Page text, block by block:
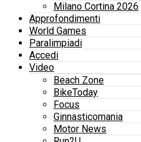
Milano Cortina 2026
Approfondimenti
World Games
Paralimpiadi
Accedi
Video
Beach Zone
BikeToday
Focus
Ginnasticomania
Motor News